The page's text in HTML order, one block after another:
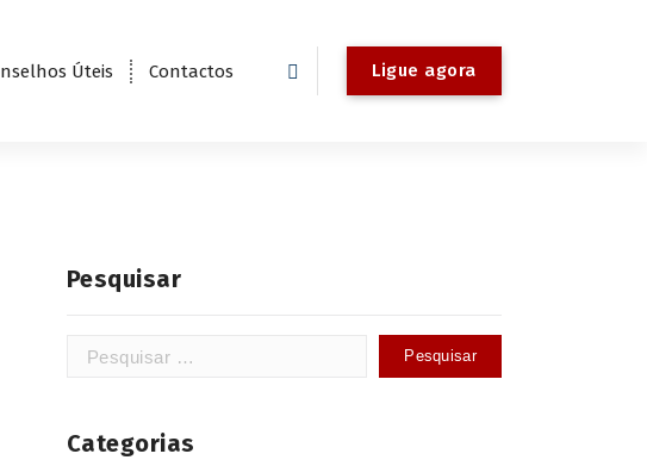
Úteis Contactos Ligue agora
Pesquisar
Pesquisar
Categorias